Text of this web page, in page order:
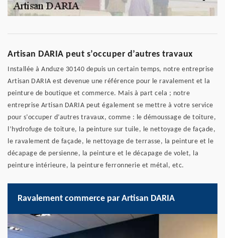
Artisan DARIA peut s’occuper d’autres travaux
Installée à Anduze 30140 depuis un certain temps, notre entreprise
Artisan DARIA est devenue une référence pour le ravalement et la
peinture de boutique et commerce. Mais à part cela ; notre
entreprise Artisan DARIA peut également se mettre à votre service
pour s’occuper d’autres travaux, comme : le démoussage de toiture,
l’hydrofuge de toiture, la peinture sur tuile, le nettoyage de façade,
le ravalement de façade, le nettoyage de terrasse, la peinture et le
décapage de persienne, la peinture et le décapage de volet, la
peinture intérieure, la peinture ferronnerie et métal, etc.
Ravalement commerce par Artisan DARIA